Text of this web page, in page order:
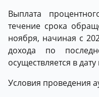
Выплата
течение срока
ноября, начиная с
дохода по
осуществляется в
Условия проведения